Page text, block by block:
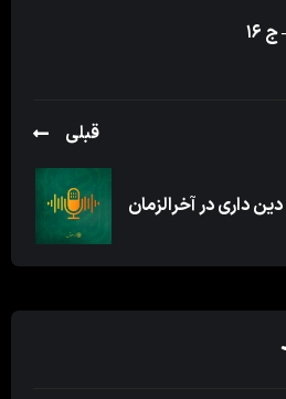
۱۶
قبلی
دین داری در آخرالزمان